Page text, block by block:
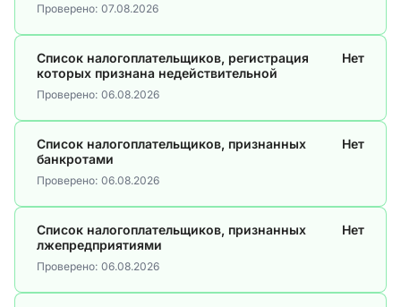
Проверено: 07.08.2026
Список налогоплательщиков, регистрация
которых признана недействительной
Нет
Проверено: 06.08.2026
Список налогоплательщиков, признанных
банкротами
Нет
Проверено: 06.08.2026
Список налогоплательщиков, признанных
лжепредприятиями
Нет
Проверено: 06.08.2026